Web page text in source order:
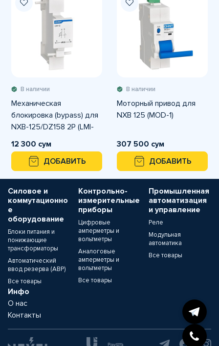
В наличии
Механическая
блокировка (bypass) для
NXB-125/DZ158 2P (LMI-
12)
12 300 сум
ДОБАВИТЬ
В наличии
Моторный привод для
NXB 125 (MOD-1)
307 500 сум
ДОБАВИТЬ
Силовое и
коммутационно
е
оборудование
Блоки питания и
понижающие
трансформаторы
Автоматический
ввод резерва (АВР)
Все товары
Контрольно-
измерительные
приборы
Цифровые
амперметры и
вольтметры
Аналоговые
амперметры и
вольтметры
Все товары
Промышленная
автоматизация
и управление
Реле
Модульная
автоматика
Все товары
Инфо
О нас
Контакты